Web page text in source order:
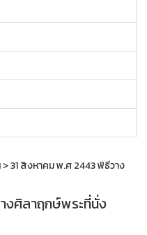
> 31​ สิงหาคม พ.ศ 2443 พิธีวาง
งศิลาฤกษ์พระที่นั่ง